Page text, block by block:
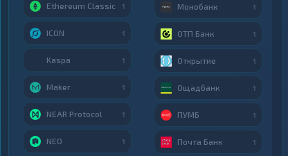
Ethereum Classic 1
ICON 1
Kaspa 1
Maker 1
NEAR Protocol 1
NEO 1
Монобанк 1
ОТП Банк 1
Открытие 1
Ощадбанк 1
ПУМБ 1
Почта Банк 1